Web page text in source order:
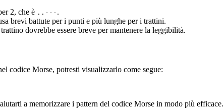
2, che è ..--- .
brevi battute per i punti e più lunghe per i trattini.
dovrebbe essere breve per mantenere la leggibilità.
codice Morse, potresti visualizzarlo come segue:
a memorizzare i pattern del codice Morse in modo più efficace.